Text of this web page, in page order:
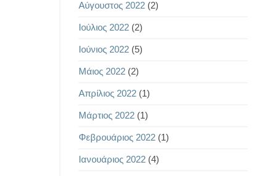
Αύγουστος 2022 (2)
Ιούλιος 2022 (2)
Ιούνιος 2022 (5)
Μάιος 2022 (2)
Απρίλιος 2022 (1)
Μάρτιος 2022 (1)
Φεβρουάριος 2022 (1)
Ιανουάριος 2022 (4)